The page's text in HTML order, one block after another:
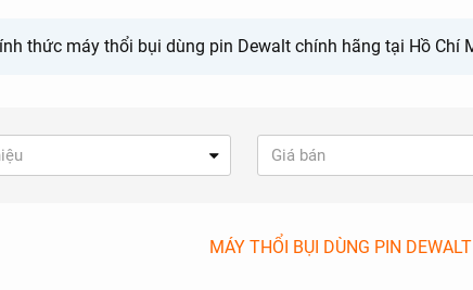
thức máy thổi bụi dùng pin Dewalt chính hãng tại Hồ Chí
Giá bán
MÁY THỔI BỤI DÙNG PIN